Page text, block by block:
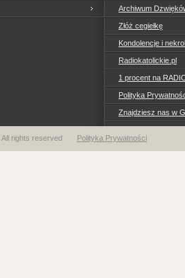
Archiwum
Złóż cegiełkę
Kondolencje i
Radiokatolickie.pl
1 procent na
Polityka
Znajdziesz nas w
rights reserved Polityka Prywatności